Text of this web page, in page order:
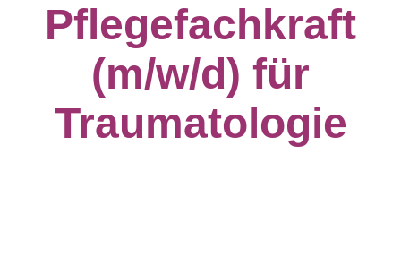
Pflegefachkraft
(m/w/d) für
Traumatologie